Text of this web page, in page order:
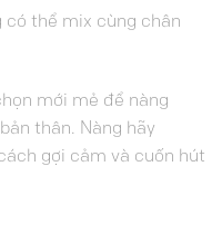
có thể mix cùng chân
mới mẻ để nàng
thân. Nàng hãy
gợi cảm và cuốn hút